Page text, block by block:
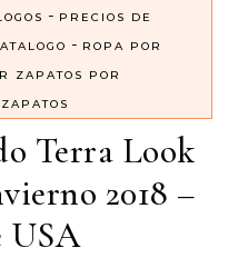
- PRECIOS DE
- ROPA POR
ZAPATOS POR
ZAPATOS
Terra Look
2018 –
USA